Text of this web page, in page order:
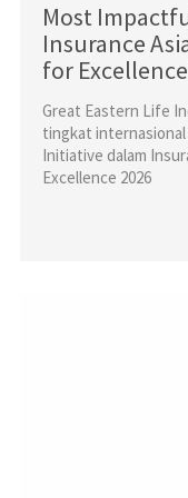
Most
Insurance
for
Great Eastern Life
tingkat
Initiative dalam
Excellence 2026